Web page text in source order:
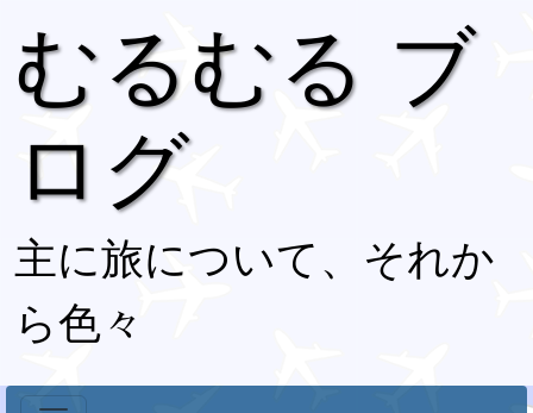
むるむる ブ
ログ
主に旅について、それか
ら色々